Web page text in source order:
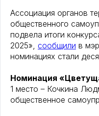
Ассоциация органов
общественного
подвела итоги
2025», сообщили в
номинациях стали
Номинация
1 место – Кочкина
общественное